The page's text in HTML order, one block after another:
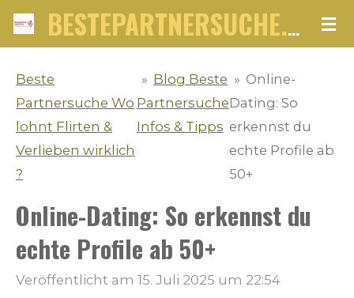
Zum
BESTEPARTNERSUCHE.NET
Beste
Partnersuche Wo
lohnt Flirten &
Verlieben wirklich
?
» Blog Beste
Partnersuche
Infos & Tipps
» Online-
Dating: So
erkennst du
echte Profile ab
50+
Online-Dating: So erkennst du
echte Profile ab 50+
Veröffentlicht am 15. Juli 2025 um 22:54